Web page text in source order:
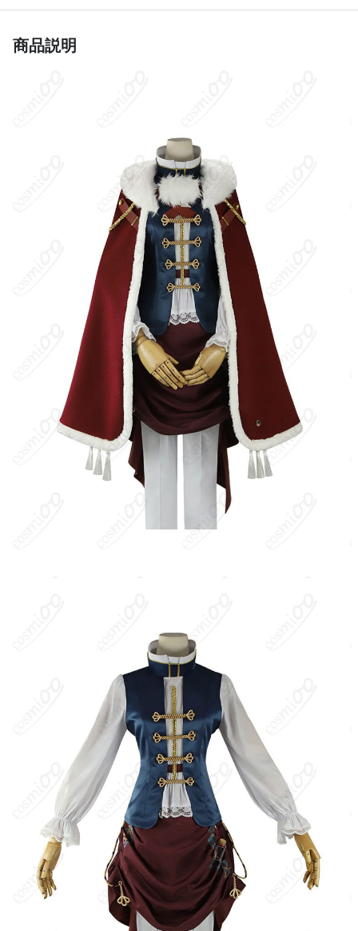
ポリエステル、合成皮革、コットン、天鹅
S、M、L、XL
加工に7～15営業日、配送に5～7営業日（※
土日祝除く）、合計で12～22営業日程度で
お届け
支払い方法
クレジットカード（VISA、Master、JCB、
Discover、AMERICAN EXPRESS）、
PayPal、銀行振込
着用シーン
コスプレイベント、写真撮影、舞台、公
演、ハロウィン、アニメコン、パーティー
収納方法
ハンガーに吊るす、収納ケースに入れる、
衣装袋に保管
商品状態
新品未使用
洗濯方法
手洗い推奨、漂白不可
『リバース：1999』は20世紀風レトロモダンな世界観で、“スト
ーム”と呼ばれる現象により時が逆行する中、各地の術者たち（ア
ルカニスト）と出会いながら物語が進むストーリー主導型RPGで
す。エニセイは同作に登場するキャラクターの一人で、幅広の帽
子とマント、腰布をあしらった特徴的な装いで知られます。
ル・ステッチなど）を忠実に合わせるのがポイントです。
商品説明